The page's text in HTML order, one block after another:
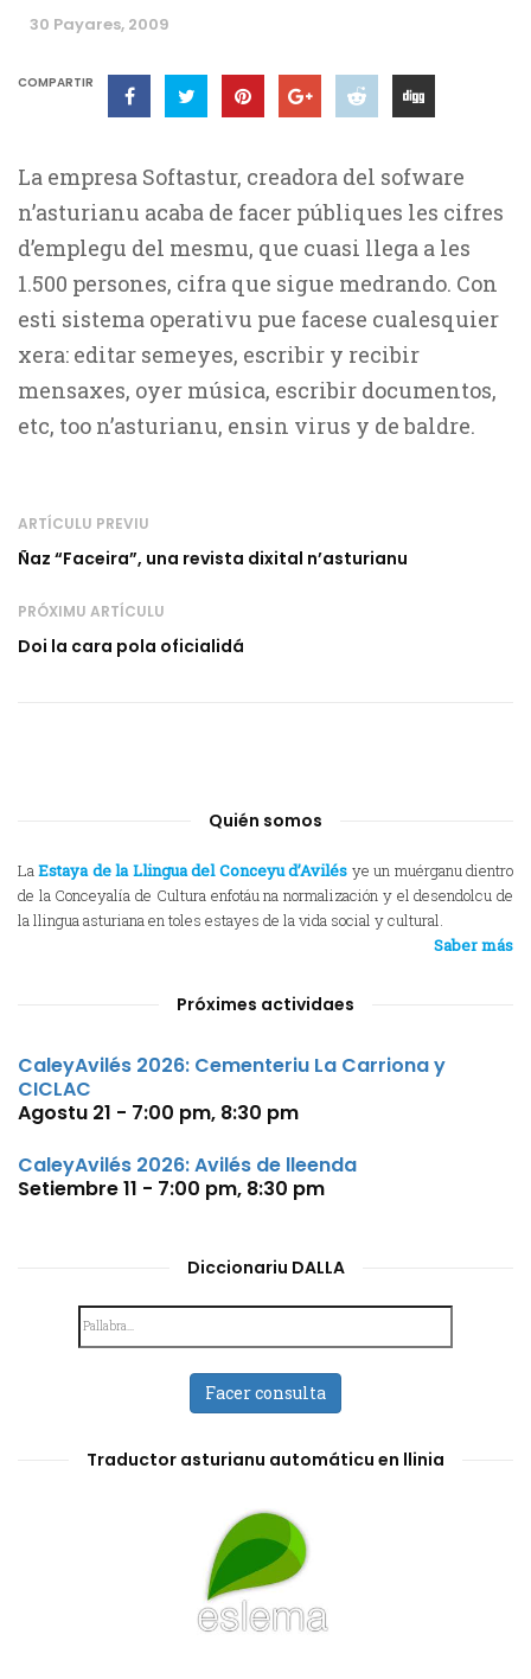
30 Payares, 2009
COMPARTIR
La empresa Softastur, creadora del sofware
n’asturianu acaba de facer públiques les cifres
d’emplegu del mesmu, que cuasi llega a les
1.500 persones, cifra que sigue medrando. Con
esti sistema operativu pue facese cualesquier
xera: editar semeyes, escribir y recibir
mensaxes, oyer música, escribir documentos,
etc, too n’asturianu, ensin virus y de baldre.
ARTÍCULU PREVIU
Ñaz “Faceira”, una revista dixital n’asturianu
PRÓXIMU ARTÍCULU
Doi la cara pola oficialidá
Quién somos
LaEstaya de la Llingua del Conceyu d’Avilés ye un muérganu dientro
de la Conceyalía de Cultura enfotáu na normalización y el desendolcu de
la llingua asturiana en toles estayes de la vida social y cultural.
Saber más
Próximes actividaes
CaleyAvilés 2026: Cementeriu La Carriona y
CICLAC
Agostu 21 - 7:00 pm, 8:30 pm
CaleyAvilés 2026: Avilés de lleenda
Setiembre 11 - 7:00 pm, 8:30 pm
Diccionariu DALLA
Facer consulta
Traductor asturianu automáticu en llinia